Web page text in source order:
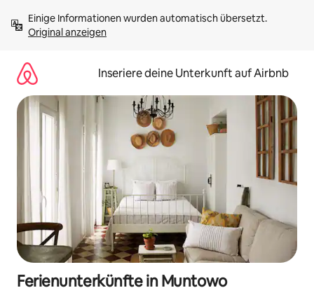
Inhalten
springenOriginal anzeigen
Inseriere deine Unterkunft auf Airbnb
Ferienunterkünfte in Muntowo